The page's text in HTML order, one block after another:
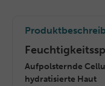
Aufpolsternde
hydratisierte Haut